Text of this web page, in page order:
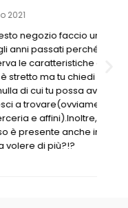
faccio un
perché è un
di
tu chiedi e ti
tu possa avere
ho
anche in
più?!?